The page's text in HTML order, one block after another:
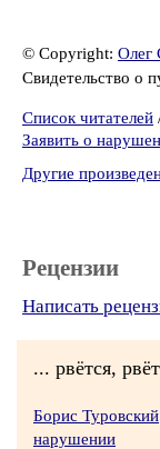
© Copyright: Олег
Свидетельство о
Список читателей
Заявить о
Другие
Рецензии
Написать
... рвётся,
Борис Туровский
нарушении